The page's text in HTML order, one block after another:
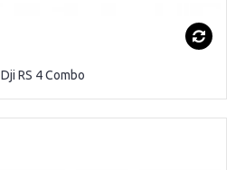
Dji RS 4 Combo